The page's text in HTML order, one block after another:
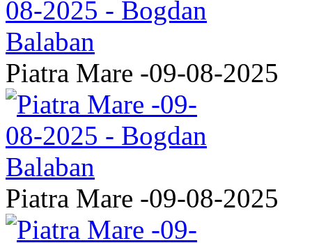
Piatra Mare -09-08-2025
Piatra Mare -09-08-2025